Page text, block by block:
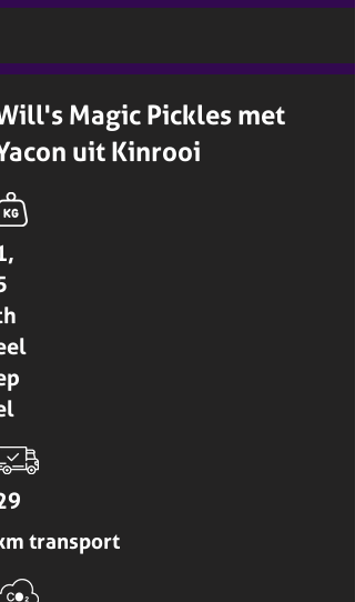
Magic Pickles met
uit Kinrooi
transport